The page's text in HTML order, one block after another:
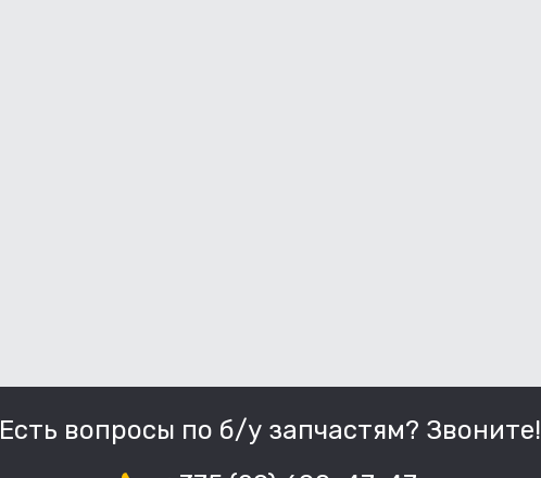
Есть вопросы по б/у запчастям? Звоните!